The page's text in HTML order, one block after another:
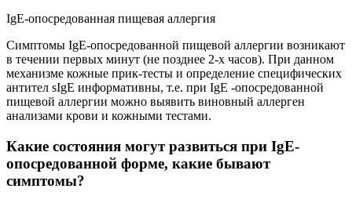
IgE-опосредованная пищевая аллергия
Симптомы IgE-опосредованной пищевой аллергии возникают
в течении первых минут (не позднее 2-х часов). При данном
механизме кожные прик-тесты и определение специфических
антител sIgE информативны, т.е. при IgE -опосредованной
пищевой аллергии можно выявить виновный аллерген
анализами крови и кожными тестами.
Какие состояния могут развиться при IgE-
опосредованной форме, какие бывают
симптомы?